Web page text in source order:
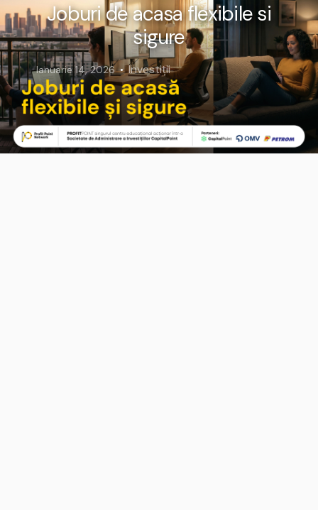
Joburi de acasa flexibile si
sigure
Ianuarie 14, 2026 Investiții